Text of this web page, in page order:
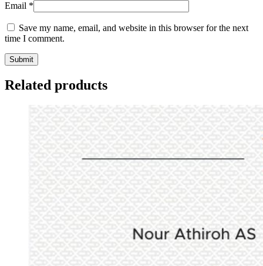
Email *
Save my name, email, and website in this browser for the next
time I comment.
Related products